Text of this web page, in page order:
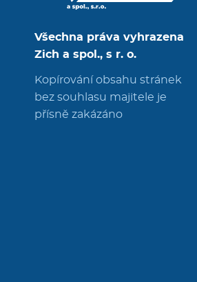
Všechna práva vyhrazena
Zich a spol., s r. o.
Kopírování obsahu stránek
bez souhlasu majitele je
přísně zakázáno